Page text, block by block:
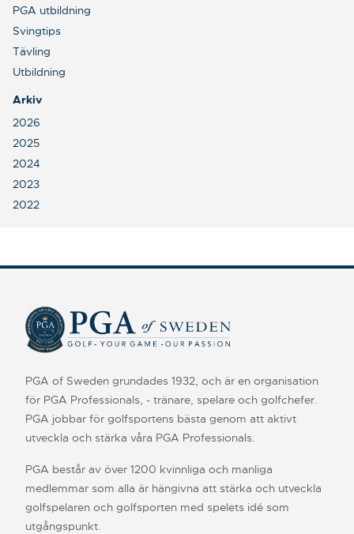
PGA utbildning
Svingtips
Tävling
Utbildning
Arkiv
2026
2025
2024
2023
2022
PGA of Sweden grundades 1932, och är en organisation
för PGA Professionals, - tränare, spelare och golfchefer.
PGA jobbar för golfsportens bästa genom att aktivt
utveckla och stärka våra PGA Professionals.
PGA består av över 1200 kvinnliga och manliga
medlemmar som alla är hängivna att stärka och utveckla
golfspelaren och golfsporten med spelets idé som
utgångspunkt.